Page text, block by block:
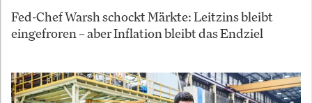
Fed-Chef Warsh schockt Märkte: Leitzins bleibt
eingefroren – aber Inflation bleibt das Endziel